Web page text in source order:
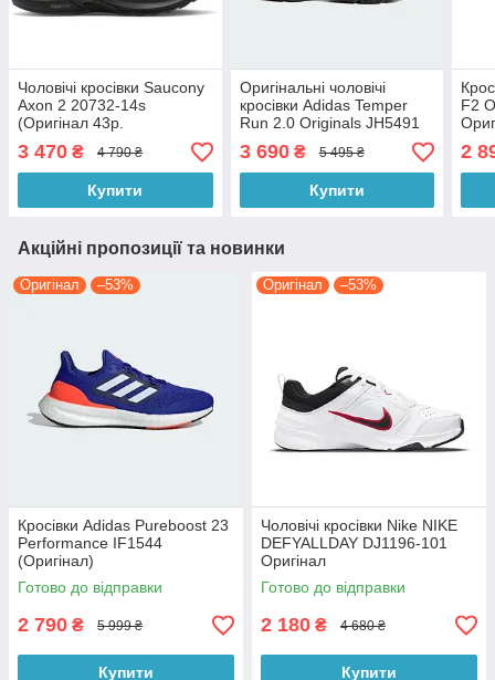
Чоловічі кросівки Saucony
Axon 2 20732-14s
(Оригінал 43р.
3 470 ₴ 4 790 ₴
Купити
Оригінальні чоловічі
кросівки Adidas Temper
Run 2.0 Originals JH5491
3 690₴ 5 495 ₴
Купити
F2
2
Акційні пропозиції та новинки
Оригінал –53%
Кросівки Adidas Pureboost 23
Performance IF1544
(Оригінал)
Готово до відправки
2 790 ₴ 5 999 ₴
Купити
Оригінал –53%
Чоловічі кросівки Nike NIKE
DEFYALLDAY DJ1196-101
Оригінал
Готово до відправки
2 180 ₴ 4 680 ₴
Купити